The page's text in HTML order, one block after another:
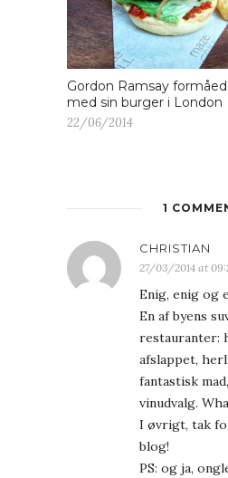
Gordon Ramsay
med sin burger i London
22/06/2014
1
CHRISTIAN
27/03/2014 at
Enig, enig og
En af byens
restauranter:
afslappet,
fantastisk
vinudvalg.
I øvrigt, tak
blog!
PS: og ja,